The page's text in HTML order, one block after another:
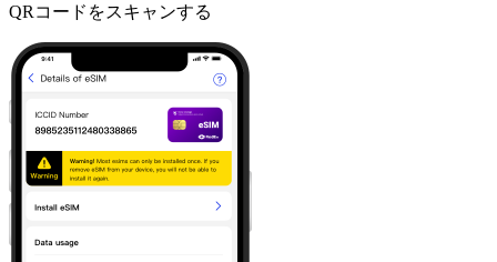
QRコードをスキャンする